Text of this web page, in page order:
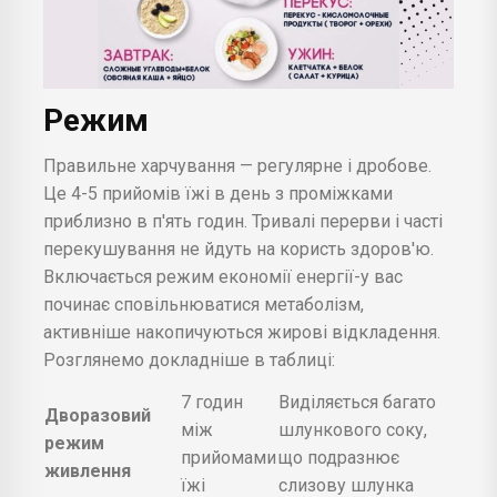
Режим
Правильне харчування — регулярне і дробове.
Це 4-5 прийомів їжі в день з проміжками
приблизно в п'ять годин. Тривалі перерви і часті
перекушування не йдуть на користь здоров'ю.
Включається режим економії енергії-у вас
починає сповільнюватися метаболізм,
активніше накопичуються жирові відкладення.
Розглянемо докладніше в таблиці:
Дворазовий
режим
живлення
7 годин
між
прийомами
їжі
Виділяється багато
шлункового соку,
що подразнює
слизову шлунка